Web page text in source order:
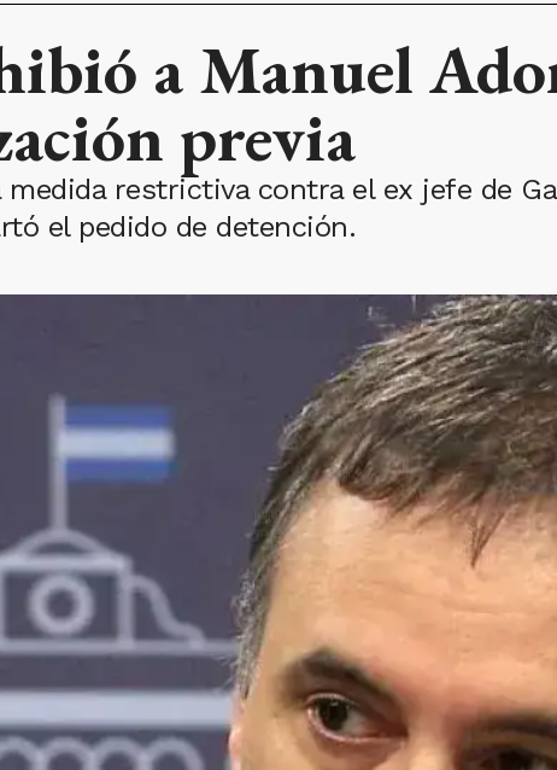
a Manuel
previa
restrictiva contra el ex jefe de
el pedido de detención.